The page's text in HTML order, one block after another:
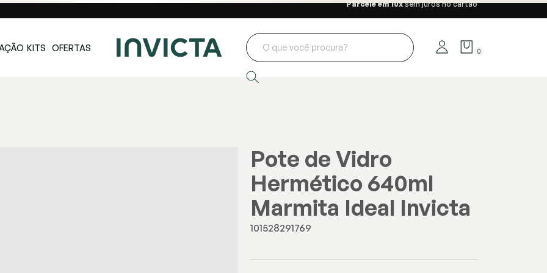
e Centro-
Loja oficialInvicta® no Brasil Parcele em 10xsem juros no cartão
KITS OFERTAS 0
Pote de Vidro
Hermético 640ml
Marmita Ideal Invicta
101528291769